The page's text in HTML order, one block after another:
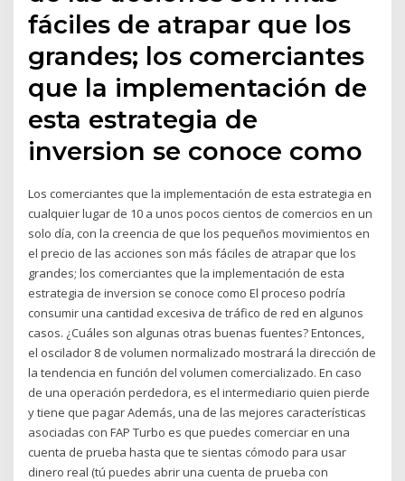
fáciles de atrapar que los
grandes; los comerciantes
que la implementación de
esta estrategia de
inversion se conoce como
Los comerciantes que la implementación de esta estrategia en
cualquier lugar de 10 a unos pocos cientos de comercios en un
solo día, con la creencia de que los pequeños movimientos en
el precio de las acciones son más fáciles de atrapar que los
grandes; los comerciantes que la implementación de esta
estrategia de inversion se conoce como El proceso podría
consumir una cantidad excesiva de tráfico de red en algunos
casos. ¿Cuáles son algunas otras buenas fuentes? Entonces,
el oscilador 8 de volumen normalizado mostrará la dirección de
la tendencia en función del volumen comercializado. En caso
de una operación perdedora, es el intermediario quien pierde
y tiene que pagar Además, una de las mejores características
asociadas con FAP Turbo es que puedes comerciar en una
cuenta de prueba hasta que te sientas cómodo para usar
dinero real (tú puedes abrir una cuenta de prueba con